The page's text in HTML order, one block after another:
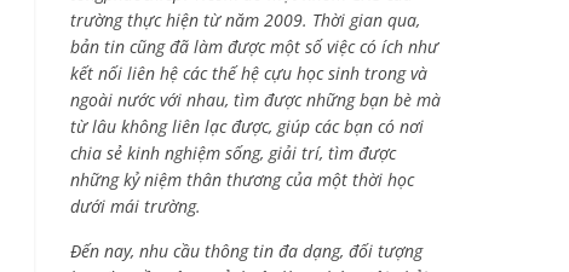
trường thực hiện từ năm 2009. Thời gian qua,
bản tin cũng đã làm được một số việc có ích như
kết nối liên hệ các thế hệ cựu học sinh trong và
ngoài nước với nhau, tìm được những bạn bè mà
từ lâu không liên lạc được, giúp các bạn có nơi
chia sẻ kinh nghiệm sống, giải trí, tìm được
những kỷ niệm thân thương của một thời học
dưới mái trường.
Đến nay, nhu cầu thông tin đa dạng, đối tượng